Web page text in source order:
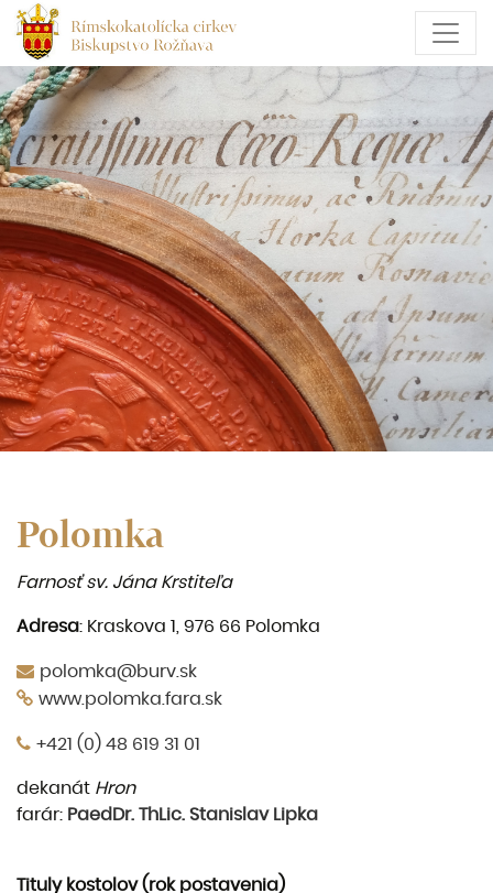
Polomka
Farnosť sv. Jána Krstiteľa
Adresa: Kraskova 1, 976 66 Polomka
polomka@burv.sk
www.polomka.fara.sk
+421 (0) 48 619 31 01
dekanát Hron
farár: PaedDr. ThLic. Stanislav Lipka
Tituly kostolov (rok postavenia)